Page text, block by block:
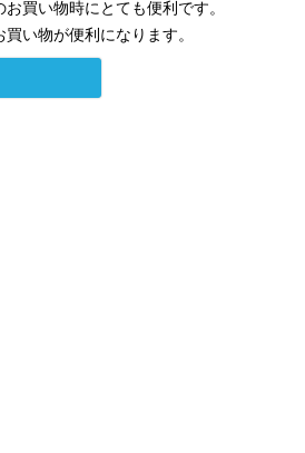
買い物時にとても便利です。
い物が便利になります。